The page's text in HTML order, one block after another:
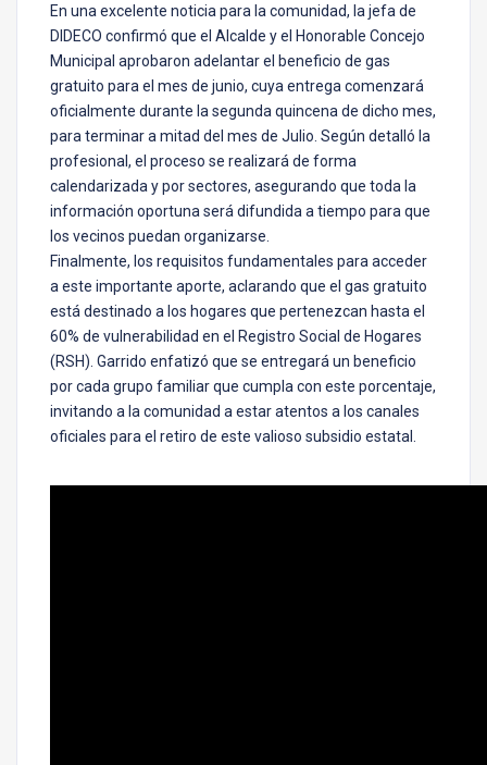
En una excelente noticia para la comunidad, la jefa de
DIDECO confirmó que el Alcalde y el Honorable Concejo
Municipal aprobaron adelantar el beneficio de gas
gratuito para el mes de junio, cuya entrega comenzará
oficialmente durante la segunda quincena de dicho mes,
para terminar a mitad del mes de Julio. Según detalló la
profesional, el proceso se realizará de forma
calendarizada y por sectores, asegurando que toda la
información oportuna será difundida a tiempo para que
los vecinos puedan organizarse.
Finalmente, los requisitos fundamentales para acceder
a este importante aporte, aclarando que el gas gratuito
está destinado a los hogares que pertenezcan hasta el
60% de vulnerabilidad en el Registro Social de Hogares
(RSH). Garrido enfatizó que se entregará un beneficio
por cada grupo familiar que cumpla con este porcentaje,
invitando a la comunidad a estar atentos a los canales
oficiales para el retiro de este valioso subsidio estatal.